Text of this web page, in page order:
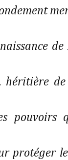
héritière
pouvoirs
protéger